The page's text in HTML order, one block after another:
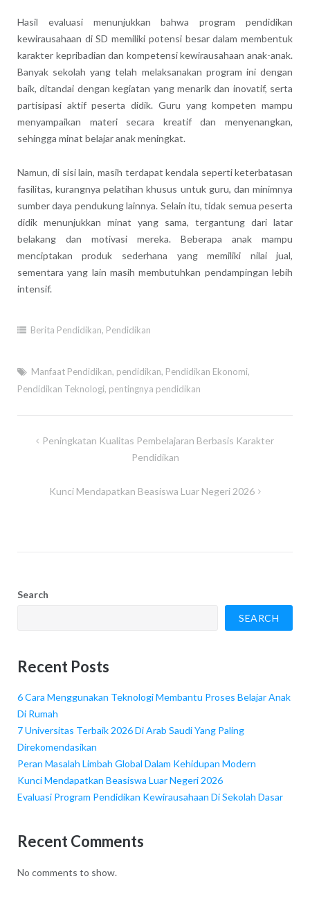
Hasil evaluasi menunjukkan bahwa program pendidikan
kewirausahaan di SD memiliki potensi besar dalam membentuk
karakter kepribadian dan kompetensi kewirausahaan anak-anak.
Banyak sekolah yang telah melaksanakan program ini dengan
baik, ditandai dengan kegiatan yang menarik dan inovatif, serta
partisipasi aktif peserta didik. Guru yang kompeten mampu
menyampaikan materi secara kreatif dan menyenangkan,
sehingga minat belajar anak meningkat.
Namun, di sisi lain, masih terdapat kendala seperti keterbatasan
fasilitas, kurangnya pelatihan khusus untuk guru, dan minimnya
sumber daya pendukung lainnya. Selain itu, tidak semua peserta
didik menunjukkan minat yang sama, tergantung dari latar
belakang dan motivasi mereka. Beberapa anak mampu
menciptakan produk sederhana yang memiliki nilai jual,
sementara yang lain masih membutuhkan pendampingan lebih
intensif.
Berita Pendidikan, Pendidikan
Manfaat Pendidikan, pendidikan, Pendidikan Ekonomi,
Pendidikan Teknologi, pentingnya pendidikan
PostPeningkatan Kualitas Pembelajaran Berbasis Karakter
Pendidikan
Kunci Mendapatkan Beasiswa Luar Negeri 2026
Search
SEARCH
Recent Posts
6 Cara Menggunakan Teknologi Membantu Proses Belajar Anak
Di Rumah
7 Universitas Terbaik 2026 Di Arab Saudi Yang Paling
Direkomendasikan
Peran Masalah Limbah Global Dalam Kehidupan Modern
Kunci Mendapatkan Beasiswa Luar Negeri 2026
Evaluasi Program Pendidikan Kewirausahaan Di Sekolah Dasar
Recent Comments
No comments to show.